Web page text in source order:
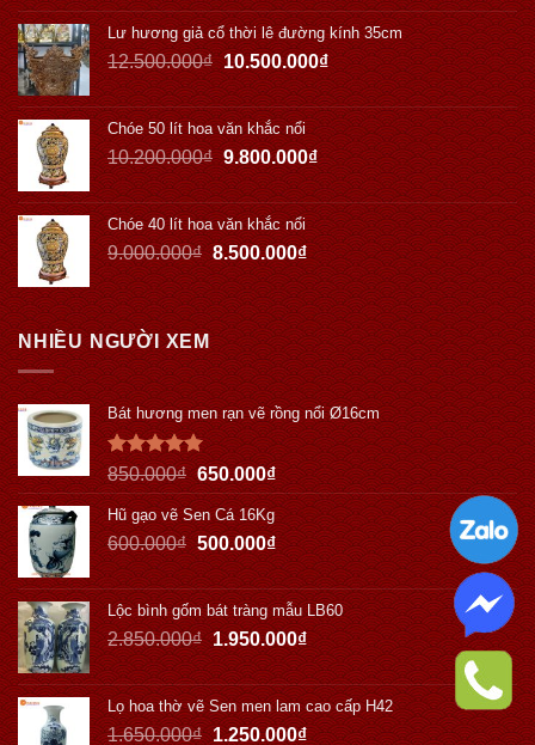
Lư hương giả cổ thời lê đường kính 35cm
12.500.000₫ 10.500.000₫
Chóe 50 lít hoa văn khắc nổi
10.200.000₫ 9.800.000₫
Chóe 40 lít hoa văn khắc nổi
9.000.000₫ 8.500.000₫
NHIỀU NGƯỜI XEM
Bát hương men rạn vẽ rồng nổi Ø16cm
Được xếp
hạng5.00
5 sao
850.000₫ 650.000₫
Hũ gạo vẽ Sen Cá 16Kg
600.000₫ 500.000₫
Lộc bình gốm bát tràng mẫu LB60
2.850.000₫ 1.950.000₫
Lọ hoa thờ vẽ Sen men lam cao cấp H42
1.650.000₫ 1.250.000₫